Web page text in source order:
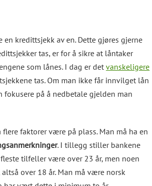
kredittsjekk av en. Dette gjøres gjerne
tas, er for å sikre at låntaker
som lånes. I dag er detvanskeligere
tas. Om man ikke får innvilget lån
på å nedbetale gjelden man
faktorer være på plass. Man må ha en
. I tillegg stiller bankene
tilfeller være over 23 år, men noen
over 18 år. Man må være norsk